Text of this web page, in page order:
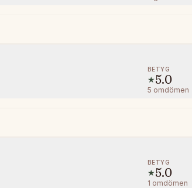
BETYG
★5.0
5 omdömen
BETYG
★5.0
1 omdömen